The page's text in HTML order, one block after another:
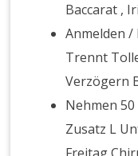
Baccarat ,
Anmelden
Trennt
Verzögern
Nehmen
Zusatz L